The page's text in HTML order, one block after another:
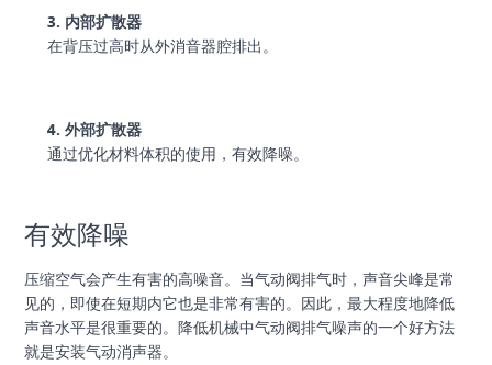
3. 内部扩散器
在背压过高时从外消音器腔排出。
4. 外部扩散器
通过优化材料体积的使用，有效降噪。
有效降噪
压缩空气会产生有害的高噪音。当气动阀排气时，声音尖峰是常
见的，即使在短期内它也是非常有害的。因此，最大程度地降低
声音水平是很重要的。降低机械中气动阀排气噪声的一个好方法
就是安装气动消声器。